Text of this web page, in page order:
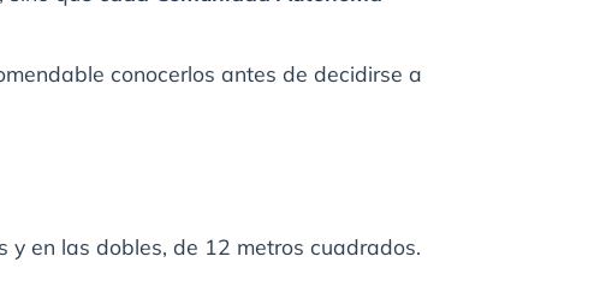
conocerlos antes de decidirse a
en las dobles, de 12 metros cuadrados.